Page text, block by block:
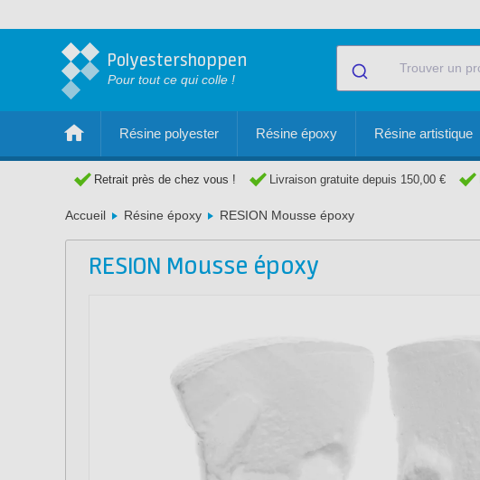
Polyestershoppen
Pour tout ce qui colle !
Résine polyester Résine époxy Résine artistique
Retrait près de chez vous ! Livraison gratuite depuis 150,00 €
Accueil Résine époxy RESION Mousse époxy
RESION Mousse époxy